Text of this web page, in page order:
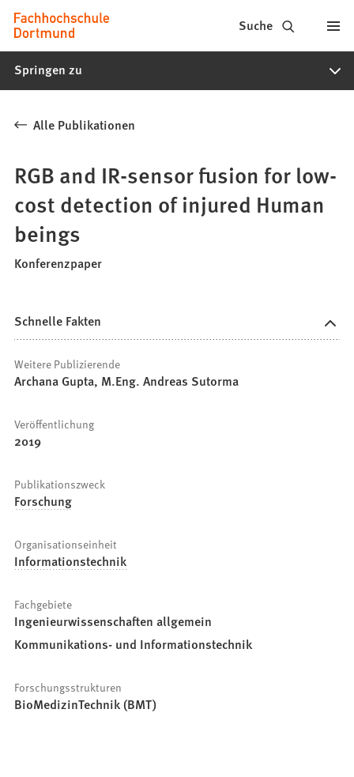
Inhalt anspringen
Fachhochschule
Dortmund
-
Studiengänge,
Bewerbung
Suche
Springen zu
Alle Publikationen
RGB and IR-sensor fusion for low-
cost detection of injured Human
beings
Konferenzpaper
Schnelle Fakten
Weitere Publizierende
Archana Gupta, M.Eng. Andreas Sutorma
Veröffentlichung
2019
Publikationszweck
Forschung
Organisationseinheit
Informationstechnik
Fachgebiete
Ingenieurwissenschaften allgemein
Kommunikations- und Informationstechnik
Forschungsstrukturen
BioMedizinTechnik (BMT)